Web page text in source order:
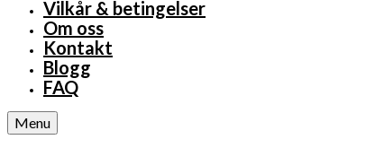
Vilkår & betingelser
Om oss
Kontakt
Blogg
FAQ
Menu